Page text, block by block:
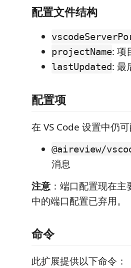
配置文件结构
projectName: 项
lastUpdated: 最
配置项
在 VS Code 设置中仍
@aireview/
消息
注意 ：端口配置现在
中的端口配置已弃用。
命令
此扩展提供以下命令：